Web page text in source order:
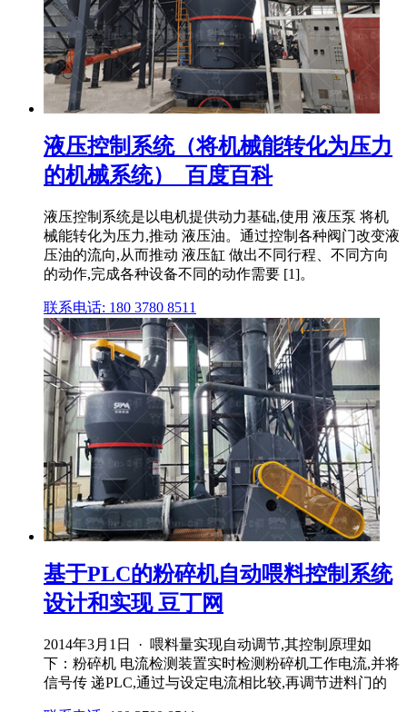
液压控制系统（将机械能转化为压力
的机械系统）_百度百科
液压控制系统是以电机提供动力基础,使用 液压泵 将机
械能转化为压力,推动 液压油。通过控制各种阀门改变液
压油的流向,从而推动 液压缸 做出不同行程、不同方向
的动作,完成各种设备不同的动作需要 [1]。
联系电话: 180 3780 8511
基于PLC的粉碎机自动喂料控制系统
设计和实现 豆丁网
2014年3月1日 · 喂料量实现自动调节,其控制原理如
下：粉碎机 电流检测装置实时检测粉碎机工作电流,并将
信号传 递PLC,通过与设定电流相比较,再调节进料门的